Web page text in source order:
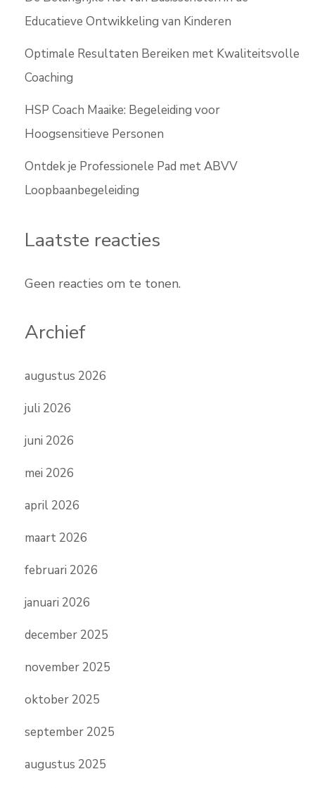
Educatieve Ontwikkeling van Kinderen
Optimale Resultaten Bereiken met Kwaliteitsvolle
Coaching
HSP Coach Maaike: Begeleiding voor
Hoogsensitieve Personen
Ontdek je Professionele Pad met ABVV
Loopbaanbegeleiding
Laatste reacties
Geen reacties om te tonen.
Archief
augustus 2026
juli 2026
juni 2026
mei 2026
april 2026
maart 2026
februari 2026
januari 2026
december 2025
november 2025
oktober 2025
september 2025
augustus 2025